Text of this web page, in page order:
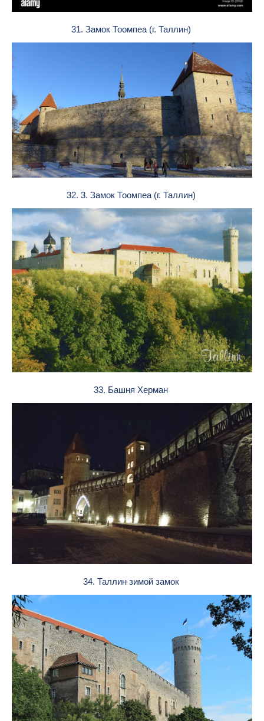
31. Замок Тоомпеа (г. Таллин)
32. 3. Замок Тоомпеа (г. Таллин)
33. Башня Херман
34. Таллин зимой замок